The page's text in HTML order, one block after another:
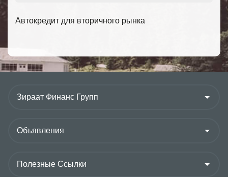
Автокредит для вторичного рынка